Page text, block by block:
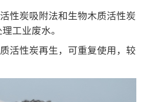
炭吸附法和生物木质活性炭
工业废水。
性炭再生，可重复使用，较